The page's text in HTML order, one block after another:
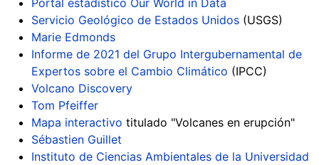
Servicio Geológico de Estados Unidos (USGS)
Marie Edmonds
Informe de 2021 del Grupo Intergubernamental de
Expertos sobre el Cambio Climático (IPCC)
Volcano Discovery
Tom Pfeiffer
Mapa interactivo titulado "Volcanes en erupción"
Sébastien Guillet
Instituto de Ciencias Ambientales de la Universidad